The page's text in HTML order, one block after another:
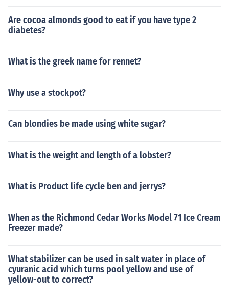
Are cocoa almonds good to eat if you have type 2
diabetes?
What is the greek name for rennet?
Why use a stockpot?
Can blondies be made using white sugar?
What is the weight and length of a lobster?
What is Product life cycle ben and jerrys?
When as the Richmond Cedar Works Model 71 Ice Cream
Freezer made?
What stabilizer can be used in salt water in place of
cyuranic acid which turns pool yellow and use of
yellow-out to correct?